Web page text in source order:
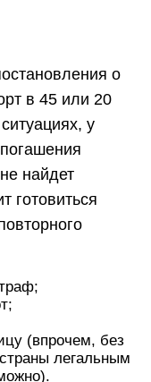
о
в 45 или 20
у
найдет
готовиться
(впрочем, без
легальным